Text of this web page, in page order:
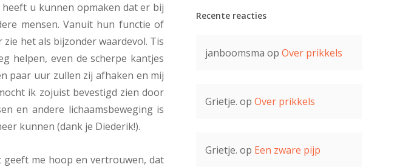
u kunnen opmaken dat er bij
mensen. Vanuit hun functie of
het als bijzonder waardevol. Tis
helpen, even de scherpe kantjes
paar uur zullen zij afhaken en mij
ik zojuist bevestigd zien door
en andere lichaamsbeweging is
kunnen (dank je Diederik!).
geeft me hoop en vertrouwen, dat
Recente reacties
janboomsma opOver prikkels
Grietje. opOver prikkels
Grietje. op Een zware pijp